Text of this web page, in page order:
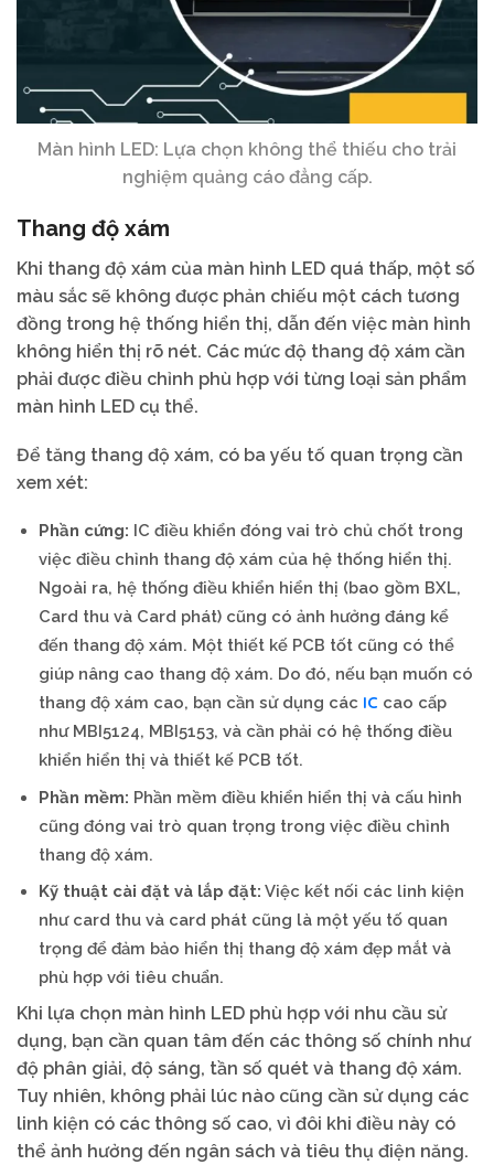
Màn hình LED: Lựa chọn không thể thiếu cho trải
nghiệm quảng cáo đẳng cấp.
Thang độ xám
Khi thang độ xám của màn hình LED quá thấp, một số
màu sắc sẽ không được phản chiếu một cách tương
đồng trong hệ thống hiển thị, dẫn đến việc màn hình
không hiển thị rõ nét. Các mức độ thang độ xám cần
phải được điều chỉnh phù hợp với từng loại sản phẩm
màn hình LED cụ thể.
Để tăng thang độ xám, có ba yếu tố quan trọng cần
xem xét:
Phần cứng: IC điều khiển đóng vai trò chủ chốt trong
việc điều chỉnh thang độ xám của hệ thống hiển thị.
Ngoài ra, hệ thống điều khiển hiển thị (bao gồm BXL,
Card thu và Card phát) cũng có ảnh hưởng đáng kể
đến thang độ xám. Một thiết kế PCB tốt cũng có thể
giúp nâng cao thang độ xám. Do đó, nếu bạn muốn có
thang độ xám cao, bạn cần sử dụng các IC cao cấp
như MBI5124, MBI5153, và cần phải có hệ thống điều
khiển hiển thị và thiết kế PCB tốt.
Phần mềm: Phần mềm điều khiển hiển thị và cấu hình
cũng đóng vai trò quan trọng trong việc điều chỉnh
thang độ xám.
Kỹ thuật cài đặt và lắp đặt: Việc kết nối các linh kiện
như card thu và card phát cũng là một yếu tố quan
trọng để đảm bảo hiển thị thang độ xám đẹp mắt và
phù hợp với tiêu chuẩn.
Khi lựa chọn màn hình LED phù hợp với nhu cầu sử
dụng, bạn cần quan tâm đến các thông số chính như
độ phân giải, độ sáng, tần số quét và thang độ xám.
Tuy nhiên, không phải lúc nào cũng cần sử dụng các
linh kiện có các thông số cao, vì đôi khi điều này có
thể ảnh hưởng đến ngân sách và tiêu thụ điện năng.